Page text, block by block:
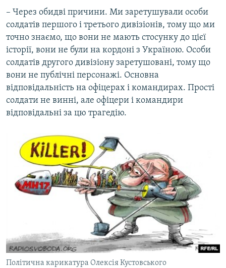
– Через обидві причини. Ми заретушували особи
солдатів першого і третього дивізіонів, тому що ми
точно знаємо, що вони не мають стосунку до цієї
історії, вони не були на кордоні з Україною. Особи
солдатів другого дивізіону заретушовані, тому що
вони не публічні персонажі. Основна
відповідальність на офіцерах і командирах. Прості
солдати не винні, але офіцери і командири
відповідальні за цю трагедію.
Політична карикатура Олексія Кустовського